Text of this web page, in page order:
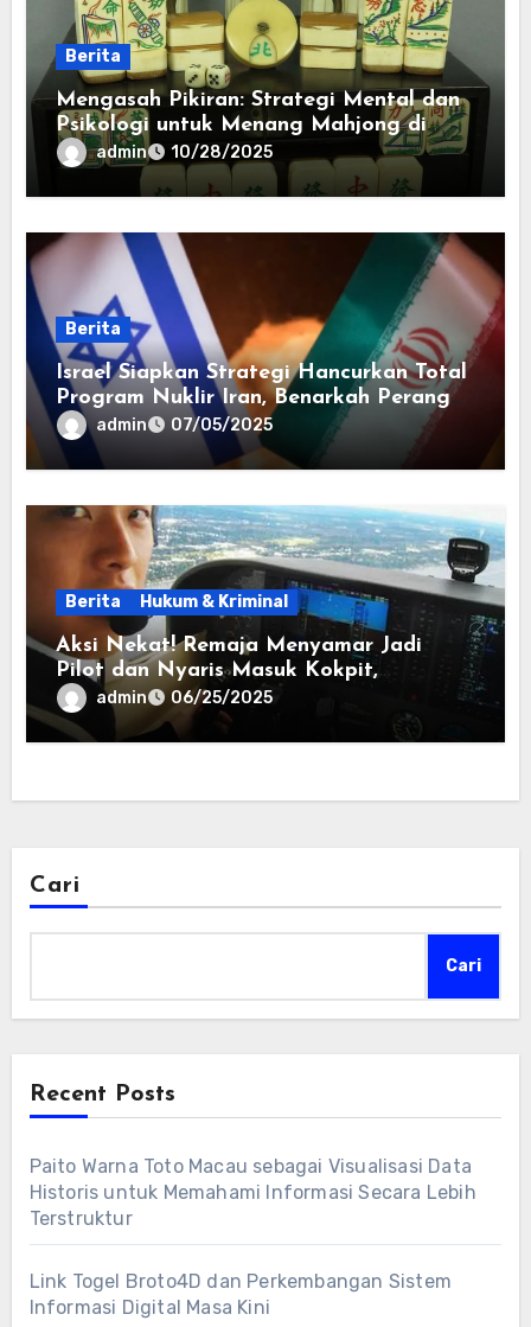
Berita
Mengasah Pikiran: Strategi Mental dan
Psikologi untuk Menang Mahjong di
Kasino
admin 10/28/2025
Berita
Israel Siapkan Strategi Hancurkan Total
Program Nuklir Iran, Benarkah Perang
di Depan Mata?
admin 07/05/2025
Berita Hukum & Kriminal
Aksi Nekat! Remaja Menyamar Jadi
Pilot dan Nyaris Masuk Kokpit,
Hebohkan Warganet
admin 06/25/2025
Cari
Cari
Recent Posts
Paito Warna Toto Macau sebagai Visualisasi Data
Historis untuk Memahami Informasi Secara Lebih
Terstruktur
Link Togel Broto4D dan Perkembangan Sistem
Informasi Digital Masa Kini